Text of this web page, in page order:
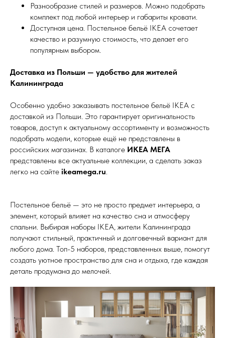
Разнообразие стилей и размеров. Можно подобрать
комплект под любой интерьер и габариты кровати.
Доступная цена. Постельное бельё IKEA сочетает
качество и разумную стоимость, что делает его
популярным выбором.
Доставка из Польши — удобство для жителей
Калининграда
Особенно удобно заказывать постельное бельё IKEA с
доставкой из Польши. Это гарантирует оригинальность
товаров, доступ к актуальному ассортименту и возможность
подобрать модели, которые ещё не представлены в
российских магазинах. В каталоге ИКЕА МЕГА
представлены все актуальные коллекции, а сделать заказ
легко на сайте ikeamega.ru
Постельное бельё — это не просто предмет интерьера, а
элемент, который влияет на качество сна и атмосферу
спальни. Выбирая наборы IKEA, жители Калининграда
получают стильный, практичный и долговечный вариант для
любого дома. Топ-5 наборов, представленных выше, помогут
создать уютное пространство для сна и отдыха, где каждая
деталь продумана до мелочей.